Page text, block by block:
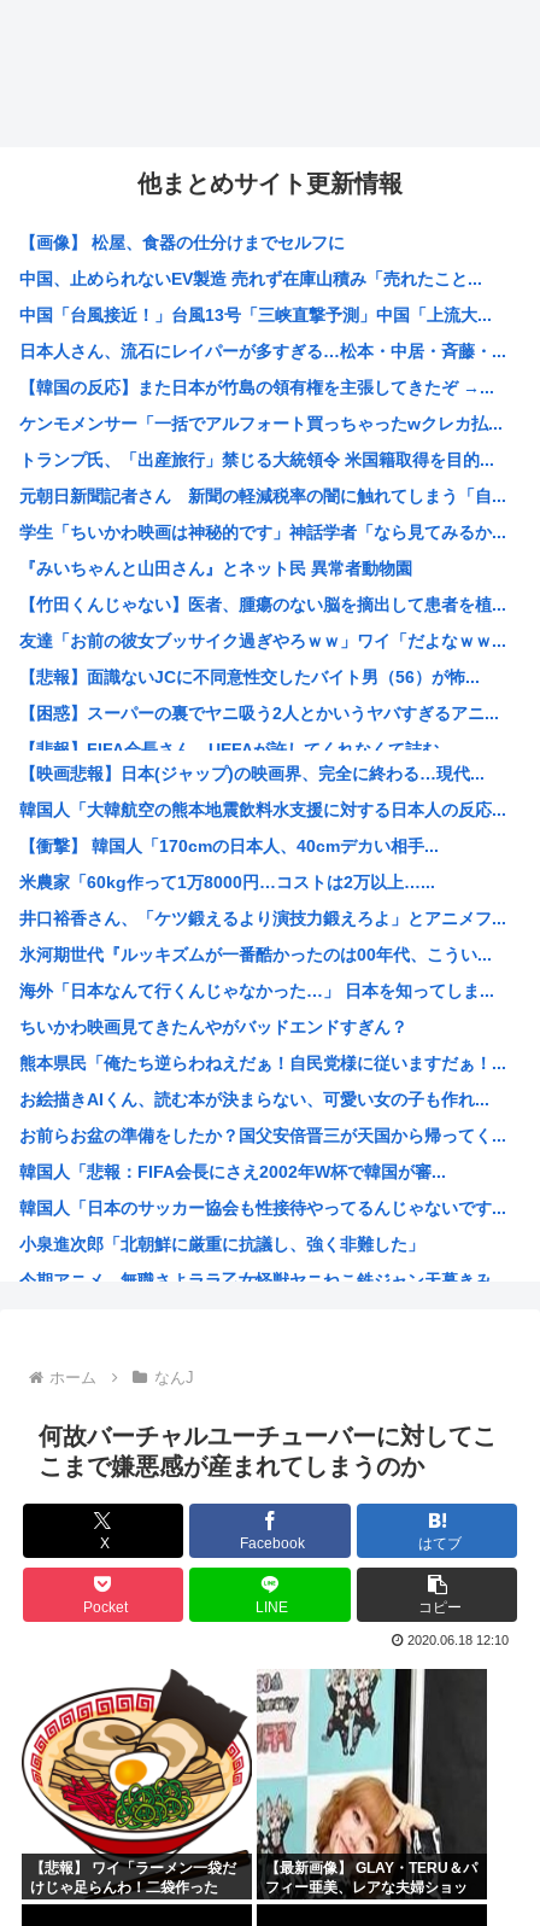
他まとめサイト更新情報
【画像】 松屋、食器の仕分けまでセルフに
中国、止められないEV製造 売れず在庫山積み「売れたこと...
中国「台風接近！」台風13号「三峡直撃予測」中国「上流大...
日本人さん、流石にレイパーが多すぎる…松本・中居・斉藤・...
【韓国の反応】また日本が竹島の領有権を主張してきたぞ →...
ケンモメンサー「一括でアルフォート買っちゃったwクレカ払...
トランプ氏、「出産旅行」禁じる大統領令 米国籍取得を目的...
元朝日新聞記者さん 新聞の軽減税率の闇に触れてしまう「自...
学生「ちいかわ映画は神秘的です」神話学者「なら見てみるか...
『みいちゃんと山田さん』とネット民 異常者動物園
【竹田くんじゃない】医者、腫瘍のない脳を摘出して患者を植...
友達「お前の彼女ブッサイク過ぎやろｗｗ」ワイ「だよなｗｗ...
【悲報】面識ないJCに不同意性交したバイト男（56）が怖...
【困惑】スーパーの裏でヤニ吸う2人とかいうヤバすぎるアニ...
【悲報】FIFA会長さん、UEFAが許してくれなくて詰む...
海賊王の左腕、死亡www
【地震】東京、ドンっと揺れた地震は震度2
ショートスリーパー掘、いよいよもう本当に追い詰められる
「小泉やめろ！」→市民らが横浜駅前で大絶叫www
【悲報】ニューバランスはダサい！onは時代遅れ！サロモン...
【悲報】渡邊渚さん「私がPTSDと診断された当時、世間は...
【悲報】スーパーの裏でヤニ吸う2人とかいうヤバすぎるアニ...
東京に住むメリット、よく考えると何もない
【画像】大谷真美子のJK時代、ガチで大変なことになるww...
中国、技術者の出国を制限へ「国が危険と判断したら出国禁止...
【画像】移民のお値段、明らかになるwww
台風13号、沖縄通過後に950hPaから935hPaに強...
大石あきこ、政治活動の休止を宣言
富裕層の｢ペット離れ｣が止まらない・・・
【映画悲報】日本(ジャップ)の映画界、完全に終わる…現代...
韓国人「大韓航空の熊本地震飲料水支援に対する日本人の反応...
【衝撃】 韓国人「170cmの日本人、40cmデカい相手...
米農家「60kg作って1万8000円…コストは2万以上…...
井口裕香さん、「ケツ鍛えるより演技力鍛えろよ」とアニメフ...
氷河期世代『ルッキズムが一番酷かったのは00年代、こうい...
海外「日本なんて行くんじゃなかった…」 日本を知ってしま...
ちいかわ映画見てきたんやがバッドエンドすぎん？
熊本県民「俺たち逆らわねえだぁ！自民党様に従いますだぁ！...
お絵描きAIくん、読む本が決まらない、可愛い女の子も作れ...
お前らお盆の準備をしたか？国父安倍晋三が天国から帰ってく...
韓国人「悲報：FIFA会長にさえ2002年W杯で韓国が審...
韓国人「日本のサッカー協会も性接待やってるんじゃないです...
小泉進次郎「北朝鮮に厳重に抗議し、強く非難した」
今期アニメ、無職さよララ乙女怪獣ヤニねこ鉄ジャン天幕きみ...
トランプ大統領、イランとの戦闘「近く終結するだろう」と表...
海外の反応：韓国サッカー協会、国際審判員らを性接待
「作り込んである高尚アニメ」なんかよりも「心の揺れ動く少...
ひなこのーと作者、顔と一緒に乳首を晒すも抜けない
中国新聞「高市総理は非核三原則堅持をはっきり言わなかった...
韓国人「現在の日本の沖縄のスーパーは台風のおかげでこうな...
ぺこぱ松蔭寺「みんな右とか左とか拘りすぎ。思想関係なく応...
ワイ、男版ヤニねこやけど
【画像】週刊少年ジャンプ、「ロクのおかしな家」とかいう微...
菅直人元総理、再評価されるwww
【正論】中国政府「日本は原爆の被害者面を辞め、原爆が落と...
拷問官「ヤニネコのキャラで抜け」
ホーム なんJ
何故バーチャルユーチューバーに対してこ
こまで嫌悪感が産まれてしまうのか
X Facebook はてブ
Pocket LINE コピー
2020.06.18 12:10
【悲報】 ワイ「ラーメン一袋だ
けじゃ足らんわ！二袋作った
ろ！」→結果ｗｗｗ
【最新画像】 GLAY・TERU＆パ
フィー亜美、レアな夫婦ショッ
トを公開してしまう！